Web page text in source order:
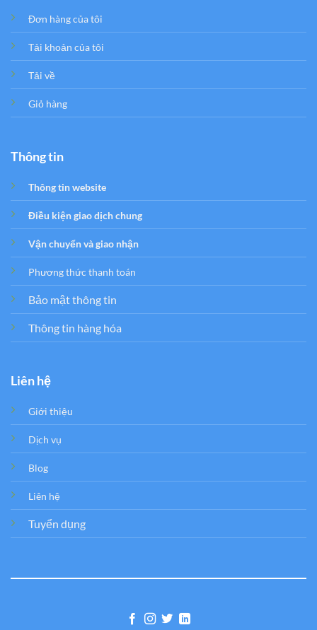
Đơn hàng của tôi
Tải khoản của tôi
Tải về
Giỏ hàng
Thông tin
Thông tin website
Điều kiện giao dịch chung
Vận chuyển và giao nhận
Phương thức thanh toán
Bảo mật thông tin
Thông tin hàng hóa
Liên hệ
Giới thiệu
Dịch vụ
Blog
Liên hệ
Tuyển dụng